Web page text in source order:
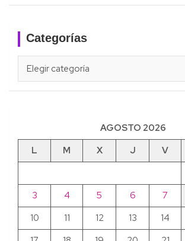
Categorías
AGOSTO 2026
L
M X J V
3
4 5 6 7
10
11 12 13 14